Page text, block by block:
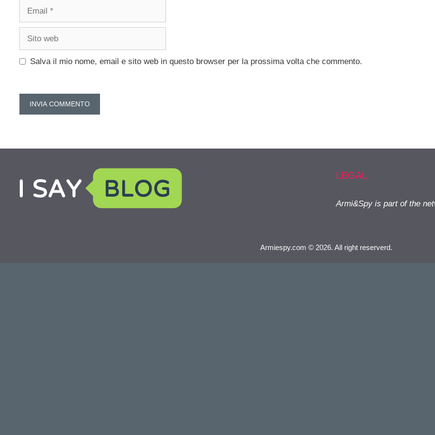
Email
Sito
Salva il mio nome, email e sito web in questo browser per la prossima volta che commento.
LEGAL
Armi&Spy is part of the
Armiespy.com © 2026. All right reserverd.